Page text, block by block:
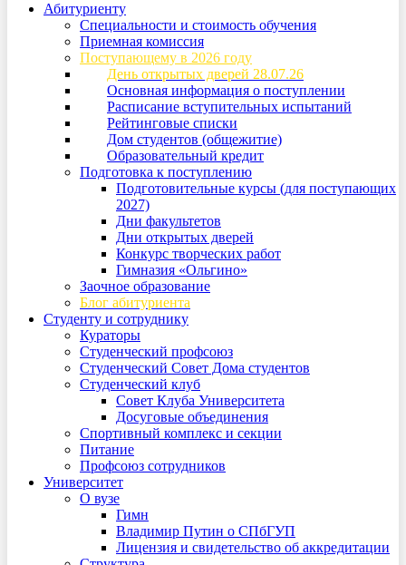
Абитуриенту
Специальности и стоимость обучения
Приемная комиссия
Поступающему в 2026 году
День открытых дверей 28.07.26
Основная информация о поступлении
Расписание вступительных испытаний
Рейтинговые списки
Дом студентов (общежитие)
Образовательный кредит
Подготовка к поступлению
Подготовительные курсы (для поступающих
2027)
Дни факультетов
Дни открытых дверей
Конкурс творческих работ
Гимназия «Ольгино»
Заочное образование
Блог абитуриента
Студенту и сотруднику
Кураторы
Студенческий профсоюз
Студенческий Совет Дома студентов
Студенческий клуб
Совет Клуба Университета
Досуговые объединения
Спортивный комплекс и секции
Питание
Профсоюз сотрудников
Университет
О вузе
Гимн
Владимир Путин о СПбГУП
Лицензия и свидетельство об аккредитации